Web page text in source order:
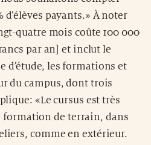
d’élèves payants.» À noter
quatre mois coûte 100 000
par an] et inclut le
d’étude, les formations et
du campus, dont trois
«Le cursus est très
de terrain, dans
comme en extérieur.